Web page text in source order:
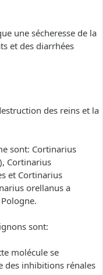
une sécheresse de la
et des diarrhées
des reins et la
sont: Cortinarius
Cortinarius
et Cortinarius
orellanus a
sont:
molécule se
des inhibitions rénales